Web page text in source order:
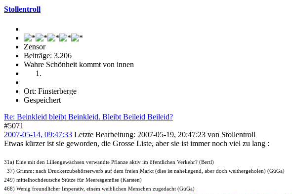
Stollentroll
Zensor
Beiträge: 3.206
Wahre Schönheit kommt von innen
Ort: Finsterberge
Gespeichert
Re: Beinkleid bleibt Beinkleid. Bleibt Beileid Beileid?
#5071
2007-05-14, 09:47:33 Letzte Bearbeitung: 2007-05-19, 20:47:23 von Stollentroll
Etwas kürzer ist sie geworden, die Grosse Liste, aber sie ist immer noch viel zu lang :
31a) Eine mit den Liliengewächsen verwandte Pflanze aktiv im öfentlichen Verkehr? (Bertl)
37) Grimm: nach Druckerzubehörserwerb auf dem freien Markt (dies ist naheliegend, aber doch weithergeholen) (GüGa)
249) mittelhochdeutsche Stütze für Meeresgemüse (Karsten)
468) Wenig freundlicher Imperativ, einem weiblichen Menschen zugedacht (GüGa)